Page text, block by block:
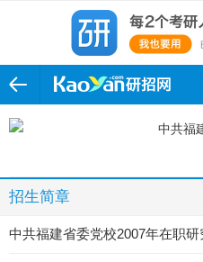
招生简章
中共福建省委党校2007年在职